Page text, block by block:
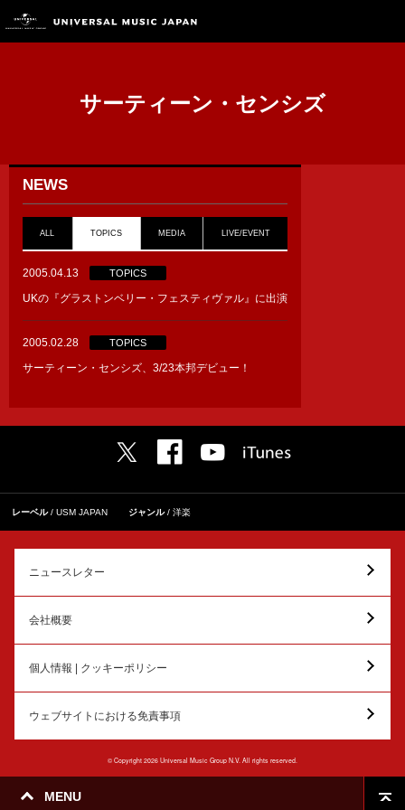
サーティーン・センシズ
MENU
NEWS
ALL TOPICS MEDIA LIVE/EVENT
2005.04.13 TOPICS
UKの『グラストンベリー・フェスティヴァル』に出演
2005.02.28 TOPICS
サーティーン・センシズ、3/23本邦デビュー！
レーベル USM JAPAN ジャンル 洋楽
ニュースレター
会社概要
個人情報 | クッキーポリシー
ウェブサイトにおける免責事項
© Copyright 2026 Universal Music Group N.V. All rights reserved.